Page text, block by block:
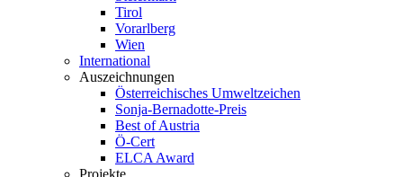
Tirol
Vorarlberg
Wien
International
Auszeichnungen
Österreichisches Umweltzeichen
Sonja-Bernadotte-Preis
Best of Austria
Ö-Cert
ELCA Award
Projekte